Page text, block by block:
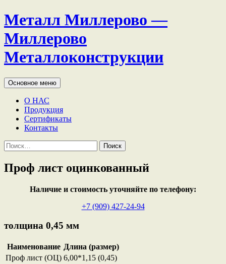
Перейти
к
содержимому
Металл Миллерово —
Миллерово
Металлоконструкции
Поиск
Основное меню
О НАС
Продукция
Сертификаты
Контакты
Найти:
Проф лист оцинкованный
Наличие и стоимость уточняйте по телефону:
+7 (909) 427-24-94
толщина 0,45 мм
Наименование Длина (размер)
Проф лист (ОЦ) 6,00*1,15 (0,45)